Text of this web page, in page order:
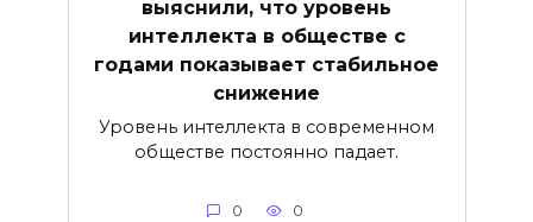
выяснили, что уровень
интеллекта в обществе с
годами показывает стабильное
снижение
Уровень интеллекта в современном
обществе постоянно падает.
0 0